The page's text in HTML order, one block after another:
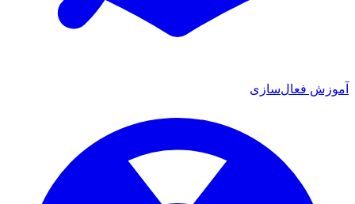
آموزش فعال‌سازی